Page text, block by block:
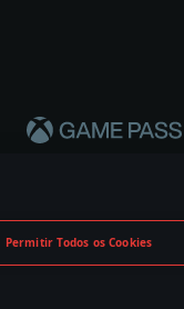
Permitir Todos os Cookies